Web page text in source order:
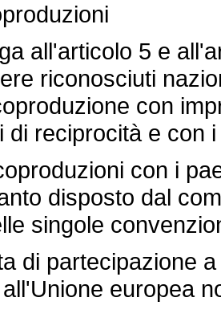
all'articolo 5 e
riconosciuti
con
di reciprocità e con
con i
disposto dal
singole
partecipazione a
europea